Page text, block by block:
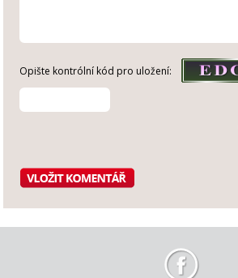
Opište kontrólní kód pro uložení: